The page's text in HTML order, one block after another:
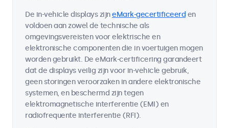
De in-vehicle displays zijneMark-gecertificeerd en
voldoen aan zowel de technische als
omgevingsvereisten voor elektrische en
elektronische componenten die in voertuigen mogen
worden gebruikt. De eMark-certificering garandeert
dat de displays veilig zijn voor in-vehicle gebruik,
geen storingen veroorzaken in andere elektronische
systemen, en beschermd zijn tegen
elektromagnetische interferentie (EMI) en
radiofrequente interferentie (RFI).